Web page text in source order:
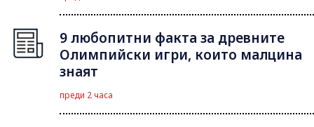
9 любопитни факта за древните
Олимпийски игри, които малцина
знаят
преди 2 часа